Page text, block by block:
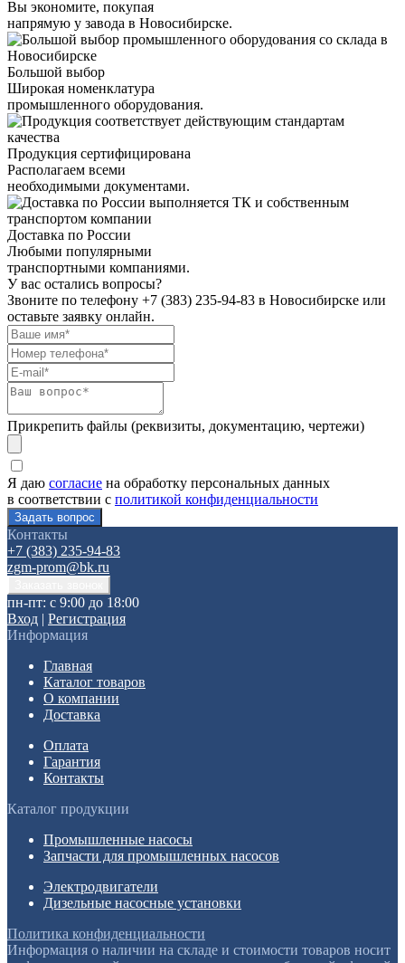
Вы экономите, покупая
напрямую у завода в Новосибирске.
Большой выбор
Широкая номенклатура
промышленного оборудования.
Продукция сертифицирована
Располагаем всеми
необходимыми документами.
Доставка по России
Любыми популярными
транспортными компаниями.
У вас остались вопросы?
Звоните по телефону +7 (383) 235-94-83 в Новосибирске или
оставьте заявку онлайн.
Прикрепить файлы (реквизиты, документацию, чертежи)
Я даю согласие на обработку персональных данных
в соответствии с политикой конфиденциальности
Контакты
+7 (383) 235-94-83
zgm-prom@bk.ru
пн-пт: с 9:00 до 18:00
Вход | Регистрация
Информация
Главная
Каталог товаров
О компании
Доставка
Оплата
Гарантия
Контакты
Каталог продукции
Промышленные насосы
Запчасти для промышленных насосов
Электродвигатели
Дизельные насосные установки
Политика конфиденциальности
Информация о наличии на складе и стоимости товаров носит